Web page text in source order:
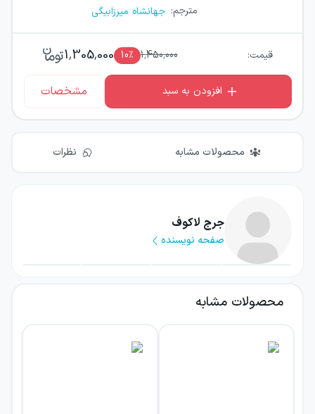
مترجم: جهانشاه میرزابیگی
قیمت: 1,450,000
10٪ 1,305,000
افزودن به سبد مشخصات
محصولات مشابه نظرات
جرج لاکوف
صفحه نویسنده
محصولات مشابه